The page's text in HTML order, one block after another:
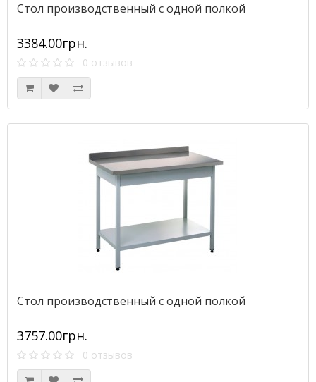
Стол производственный с одной полкой
3384.00грн.
0 отзывов
Стол производственный с одной полкой
3757.00грн.
0 отзывов